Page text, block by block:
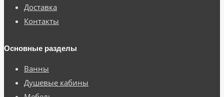
Доставка
Контакты
Основные разделы
Ванны
Душевые кабины